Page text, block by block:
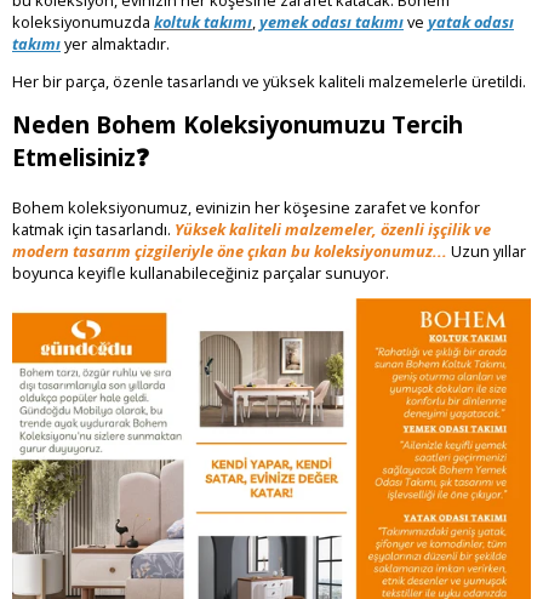
koleksiyonumuzda koltuk takımı,yemek odası takımıve yatak odası
takımıyer almaktadır.
Her bir parça, özenle tasarlandı ve yüksek kaliteli malzemelerle üretildi.
Neden Bohem Koleksiyonumuzu Tercih
Etmelisiniz❓
Bohem koleksiyonumuz, evinizin her köşesine zarafet ve konfor
katmak için tasarlandı. Yüksek kaliteli malzemeler, özenli işçilik ve
modern tasarım çizgileriyle öne çıkan bu koleksiyonumuz... Uzun yıllar
boyunca keyifle kullanabileceğiniz parçalar sunuyor.